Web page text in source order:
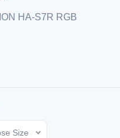
HA-S7R RGB
Size